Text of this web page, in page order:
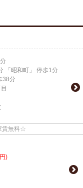
「昭和町」 停歩1分
38分
賃無料☆
)